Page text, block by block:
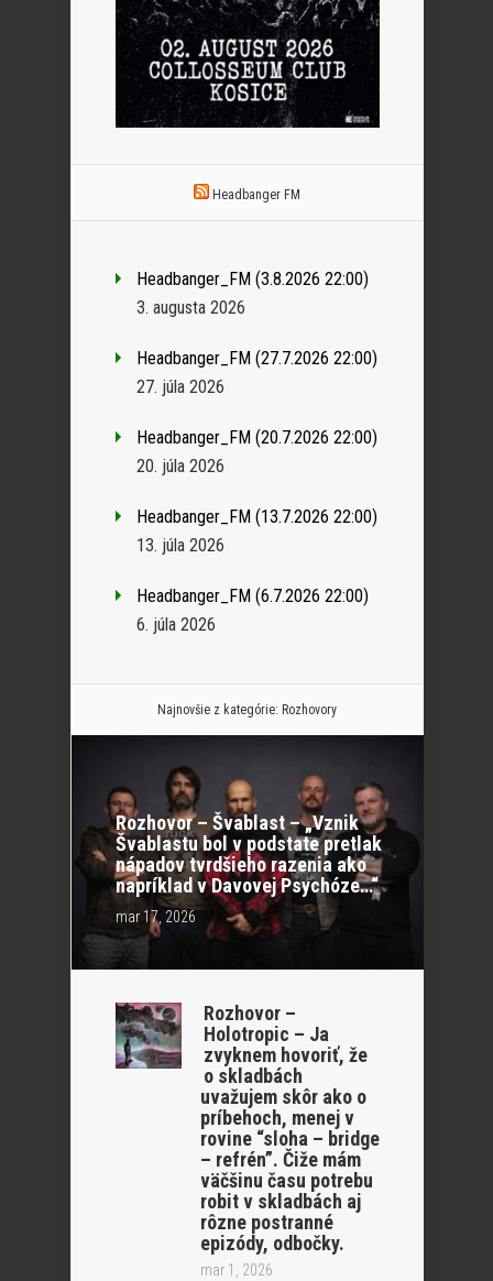
Headbanger FM
Headbanger_FM (3.8.2026 22:00)
3. augusta 2026
Headbanger_FM (27.7.2026 22:00)
27. júla 2026
Headbanger_FM (20.7.2026 22:00)
20. júla 2026
Headbanger_FM (13.7.2026 22:00)
13. júla 2026
Headbanger_FM (6.7.2026 22:00)
6. júla 2026
Najnovšie z kategórie: Rozhovory
Rozhovor – Švablast – „Vznik
Švablastu bol v podstate pretlak
nápadov tvrdšieho razenia ako
napríklad v Davovej Psychóze…“
mar 17, 2026
Rozhovor –
Holotropic – Ja
zvyknem hovoriť, že
o skladbách
uvažujem skôr ako o
príbehoch, menej v
rovine “sloha – bridge
– refrén”. Čiže mám
väčšinu času potrebu
robit v skladbách aj
rôzne postranné
epizódy, odbočky.
mar 1, 2026